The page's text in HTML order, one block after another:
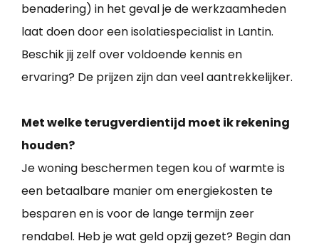
benadering) in het geval je de werkzaamheden
laat doen door een isolatiespecialist in Lantin.
Beschik jij zelf over voldoende kennis en
ervaring? De prijzen zijn dan veel aantrekkelijker.
Met welke terugverdientijd moet ik rekening
houden?
Je woning beschermen tegen kou of warmte is
een betaalbare manier om energiekosten te
besparen en is voor de lange termijn zeer
rendabel. Heb je wat geld opzij gezet? Begin dan